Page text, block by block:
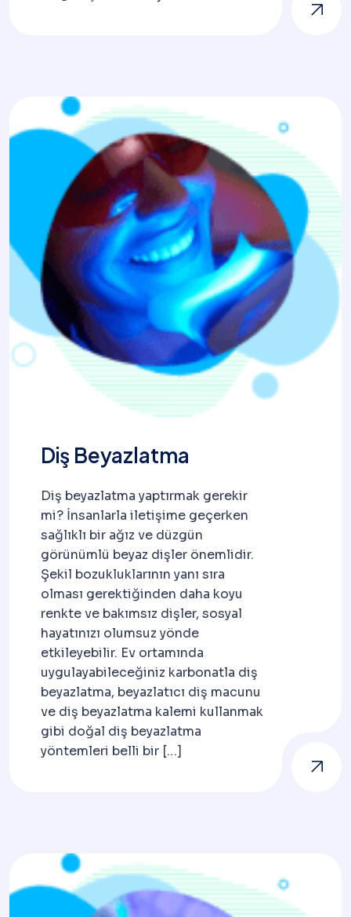
Diş Beyazlatma
Diş beyazlatma yaptırmak gerekir
mi? İnsanlarla iletişime geçerken
sağlıklı bir ağız ve düzgün
görünümlü beyaz dişler önemlidir.
Şekil bozukluklarının yanı sıra
olması gerektiğinden daha koyu
renkte ve bakımsız dişler, sosyal
hayatınızı olumsuz yönde
etkileyebilir. Ev ortamında
uygulayabileceğiniz karbonatla diş
beyazlatma, beyazlatıcı diş macunu
ve diş beyazlatma kalemi kullanmak
gibi doğal diş beyazlatma
yöntemleri belli bir […]